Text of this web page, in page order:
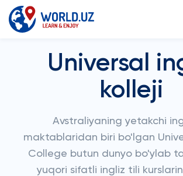
Universal
kolleji
Avstraliyaning yetakchi
maktablaridan biri bo'lgan
College butun dunyo bo'ylab
yuqori sifatli ingliz tili